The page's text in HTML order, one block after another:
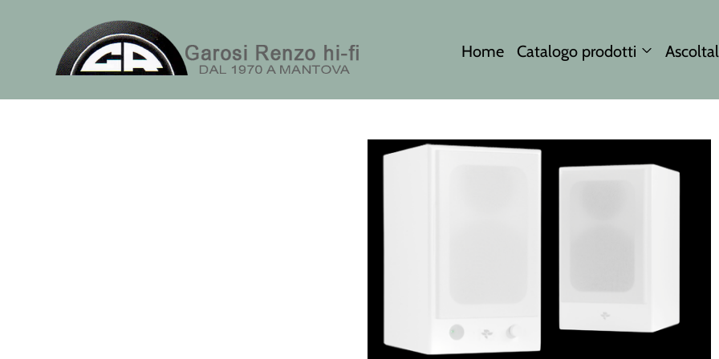
Home Catalogo prodotti